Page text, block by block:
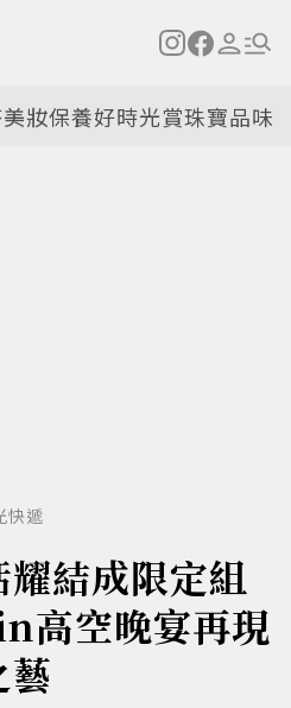
美妝保養好時光賞珠寶品味
快遞
結成限定組
高空晚宴再現
藝